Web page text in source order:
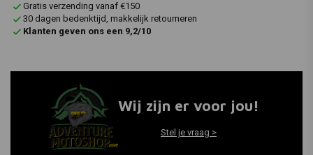
Gratis verzending vanaf €150
30 dagen bedenktijd, makkelijk retourneren
Klanten geven ons een 9,2/10
Wij zijn er voor jou!
Stel je vraag >